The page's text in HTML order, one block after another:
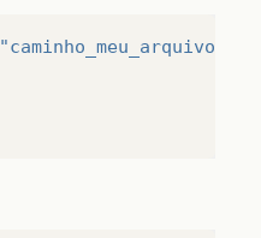
"caminho_meu_arquivo.doc"